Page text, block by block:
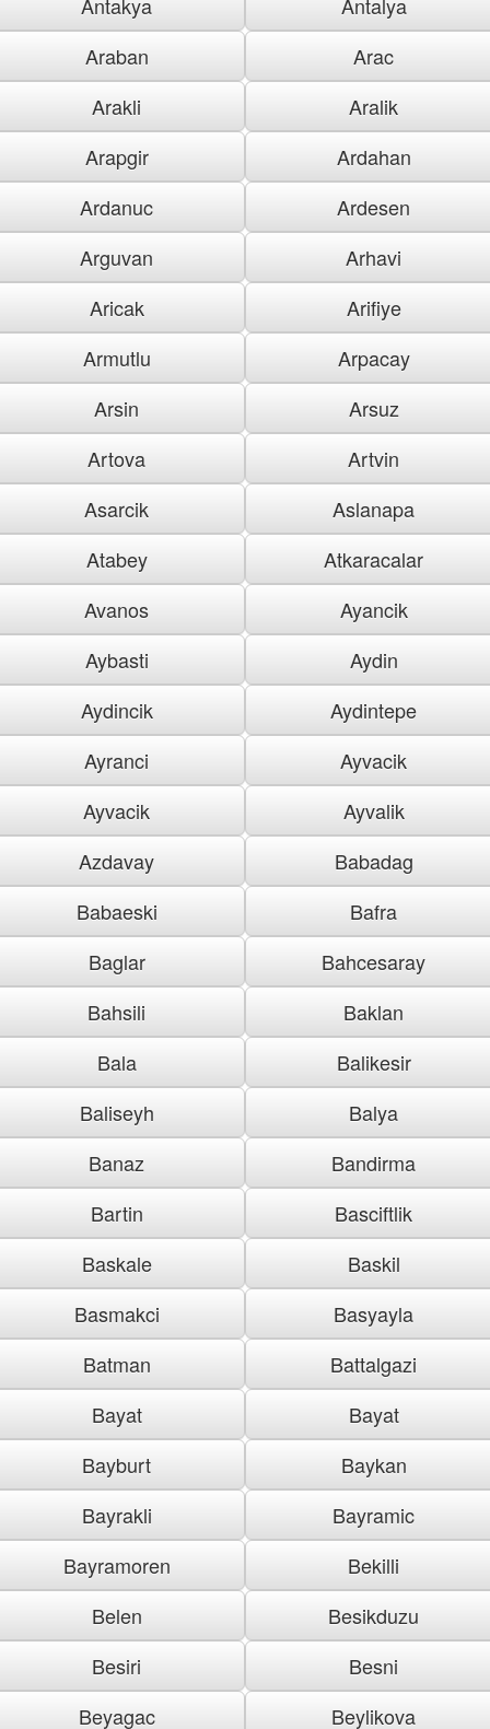
Araban
Arac
Arakli
Aralik
Arapgir
Ardahan
Ardanuc
Ardesen
Arguvan
Arhavi
Aricak
Arifiye
Armutlu
Arpacay
Arsin
Arsuz
Artova
Artvin
Asarcik
Aslanapa
Atabey
Atkaracalar
Avanos
Ayancik
Aybasti
Aydin
Aydincik
Aydintepe
Ayranci
Ayvacik
Ayvacik
Ayvalik
Azdavay
Babadag
Babaeski
Bafra
Baglar
Bahcesaray
Bahsili
Baklan
Bala
Balikesir
Baliseyh
Balya
Banaz
Bandirma
Bartin
Basciftlik
Baskale
Baskil
Basmakci
Basyayla
Batman
Battalgazi
Bayat
Bayat
Bayburt
Baykan
Bayrakli
Bayramic
Bayramoren
Bekilli
Belen
Besikduzu
Besiri
Besni
Beyagac
Beylikova